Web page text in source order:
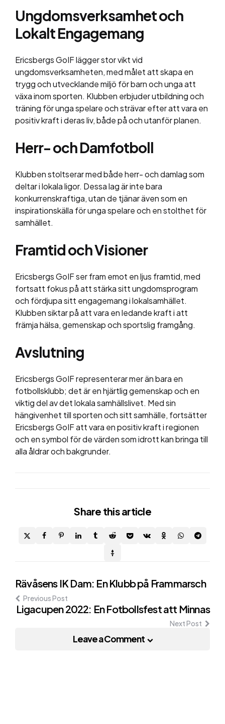
Ungdomsverksamhet och
Lokalt Engagemang
Ericsbergs GoIF lägger stor vikt vid
ungdomsverksamheten, med målet att skapa en
trygg och utvecklande miljö för barn och unga att
växa inom sporten. Klubben erbjuder utbildning och
träning för unga spelare och strävar efter att vara en
positiv kraft i deras liv, både på och utanför planen.
Herr- och Damfotboll
Klubben stoltserar med både herr- och damlag som
deltar i lokala ligor. Dessa lag är inte bara
konkurrenskraftiga, utan de tjänar även som en
inspirationskälla för unga spelare och en stolthet för
samhället.
Framtid och Visioner
Ericsbergs GoIF ser fram emot en ljus framtid, med
fortsatt fokus på att stärka sitt ungdomsprogram
och fördjupa sitt engagemang i lokalsamhället.
Klubben siktar på att vara en ledande kraft i att
främja hälsa, gemenskap och sportslig framgång.
Avslutning
Ericsbergs GoIF representerar mer än bara en
fotbollsklubb; det är en hjärtlig gemenskap och en
viktig del av det lokala samhällslivet. Med sin
hängivenhet till sporten och sitt samhälle, fortsätter
Ericsbergs GoIF att vara en positiv kraft i regionen
och en symbol för de värden som idrott kan bringa till
alla åldrar och bakgrunder.
Share this article
Post
navigation
Rävåsens IK Dam: En Klubb på Frammarsch
Previous Post
Ligacupen 2022: En Fotbollsfest att Minnas
Next Post
Leave a Comment